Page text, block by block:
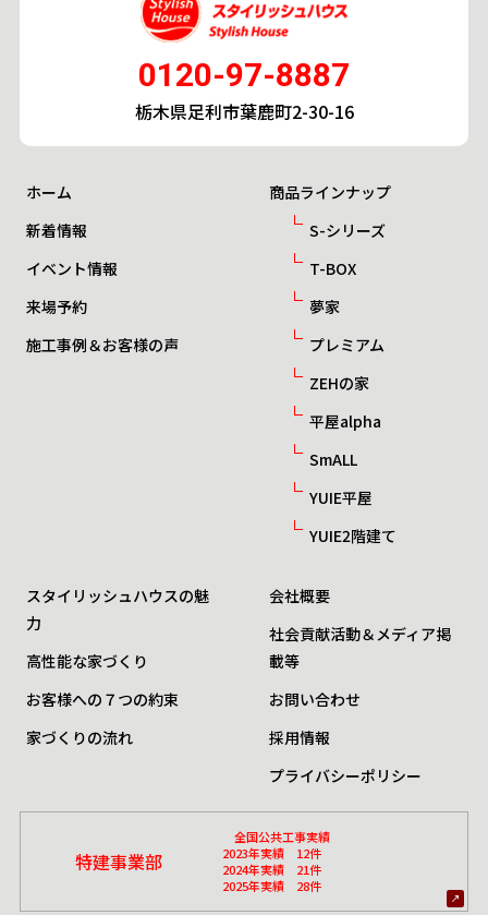
0120-97-8887
栃木県足利市葉鹿町2-30-16
ホーム
新着情報
イベント情報
来場予約
施工事例＆お客様の声
商品ラインナップ
S-シリーズ
T-BOX
夢家
プレミアム
ZEHの家
平屋alpha
SmALL
YUIE平屋
YUIE2階建て
スタイリッシュハウスの魅
力
高性能な家づくり
お客様への７つの約束
家づくりの流れ
会社概要
社会貢献活動＆メディア掲
載等
お問い合わせ
採用情報
プライバシーポリシー
特建事業部
全国公共工事実績
2023年実績 12件
2024年実績 21件
2025年実績 28件